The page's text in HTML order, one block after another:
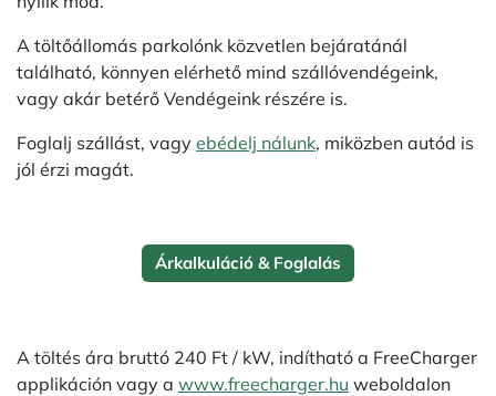
A töltőállomás parkolónk közvetlen bejáratánál
található, könnyen elérhető mind szállóvendégeink,
vagy akár betérő Vendégeink részére is.
Foglalj szállást, vagy ebédelj nálunk, miközben autód is
jól érzi magát.
Árkalkuláció & Foglalás
A töltés ára bruttó 240 Ft / kW, indítható a FreeCharger
applikáción vagy a www.freecharger.hu weboldalon